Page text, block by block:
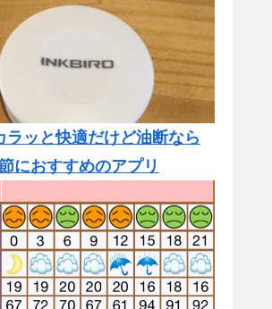
ラッと快適だけど油断なら
におすすめのアプリ